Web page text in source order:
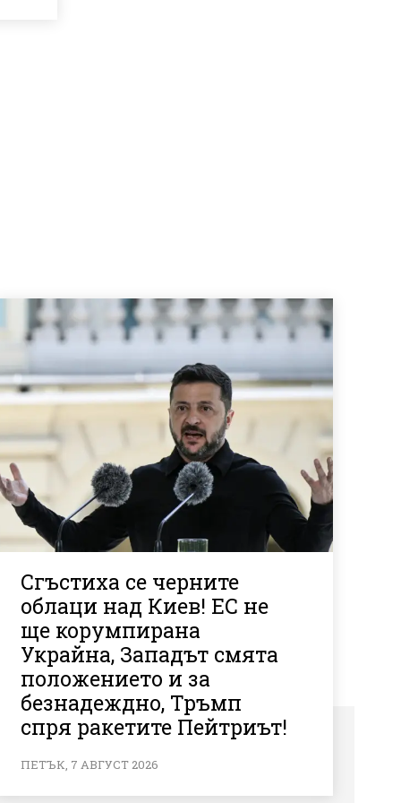
Сгъстиха се черните
облаци над Киев! ЕС не
ще корумпирана
Украйна, Западът смята
положението и за
безнадеждно, Тръмп
спря ракетите Пейтриът!
ПЕТЪК, 7 АВГУСТ 2026